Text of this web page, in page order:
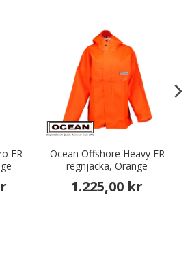
FR
Ocean Offshore Heavy FR
regnjacka, Orange
1.225,00 kr